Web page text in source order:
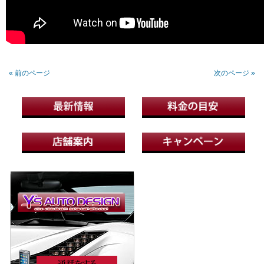
« 前のページ 次のページ »